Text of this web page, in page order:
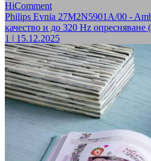
HiComment
Philips Evnia 27M2N5901A/00 -
качество и до 320 Hz
1 | 15.12.2025